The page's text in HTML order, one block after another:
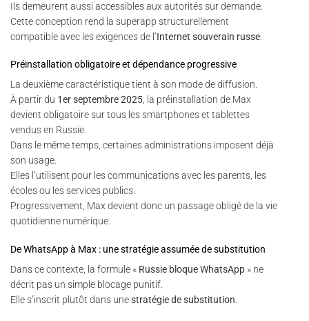
Ils demeurent aussi accessibles aux autorités sur demande.
Cette conception rend la superapp structurellement
compatible avec les exigences de l’Internet souverain russe
Préinstallation obligatoire et dépendance progressive
La deuxième caractéristique tient à son mode de diffusion.
À partir du 1er septembre 2025, la préinstallation de Max
devient obligatoire sur tous les smartphones et tablettes
vendus en Russie.
Dans le même temps, certaines administrations imposent déjà
son usage.
Elles l’utilisent pour les communications avec les parents, les
écoles ou les services publics.
Progressivement, Max devient donc un passage obligé de la vie
quotidienne numérique.
De WhatsApp à Max : une stratégie assumée de substitution
Dans ce contexte, la formule « Russie bloque WhatsApp » ne
décrit pas un simple blocage punitif.
Elle s’inscrit plutôt dans unestratégie de substitution